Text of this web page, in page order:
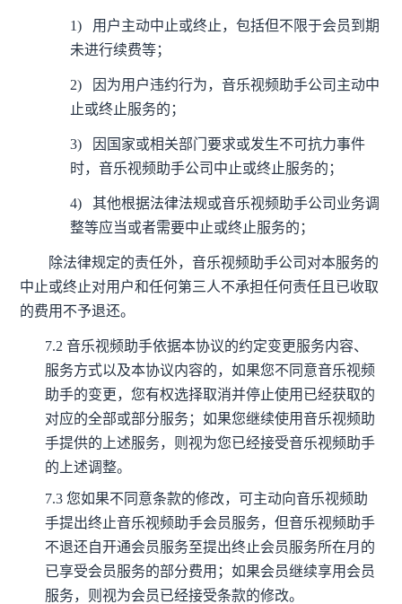
1)
用户主动中止或终止，包括但不限于会员到期
未进行续费等；
2)
因为用户违约行为，音乐视频助手公司主动中
止或终止服务的；
3)
因国家或相关部门要求或发生不可抗力事件
时，音乐视频助手公司中止或终止服务的；
4)
其他根据法律法规或音乐视频助手公司业务调
整等应当或者需要中止或终止服务的；
除法律规定的责任外，音乐视频助手公司对本服务的
中止或终止对用户和任何第三人不承担任何责任且已收取
的费用不予退还。
7.2音乐视频助手依据本协议的约定变更服务内容、
服务方式以及本协议内容的，如果您不同意音乐视频
助手的变更，您有权选择取消并停止使用已经获取的
对应的全部或部分服务；如果您继续使用音乐视频助
手提供的上述服务，则视为您已经接受音乐视频助手
的上述调整。
7.3您如果不同意条款的修改，可主动向音乐视频助
手提出终止音乐视频助手会员服务，但音乐视频助手
不退还自开通会员服务至提出终止会员服务所在月的
已享受会员服务的部分费用；如果会员继续享用会员
服务，则视为会员已经接受条款的修改。